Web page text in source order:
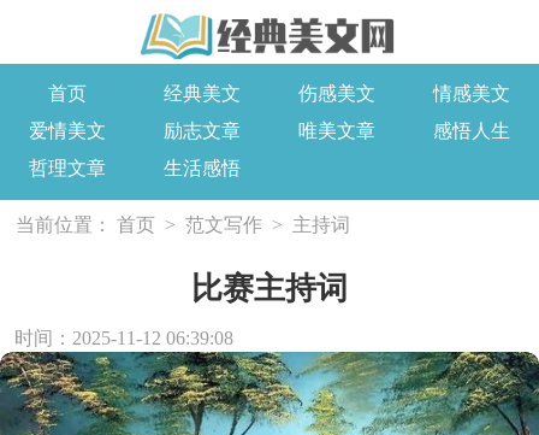
首页 经典美文 伤感美文
情感美文
爱情美文
励志文章 唯美文章
感悟人生
哲理文章
生活感悟
当前位置： 首页 > 范文写作 > 主持词
比赛主持词
时间：2025-11-12 06:39:08